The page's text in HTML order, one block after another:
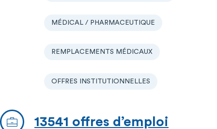
MÉDICAL / PHARMACEUTIQUE
REMPLACEMENTS MÉDICAUX
OFFRES INSTITUTIONNELLES
13541 offres d’emploi